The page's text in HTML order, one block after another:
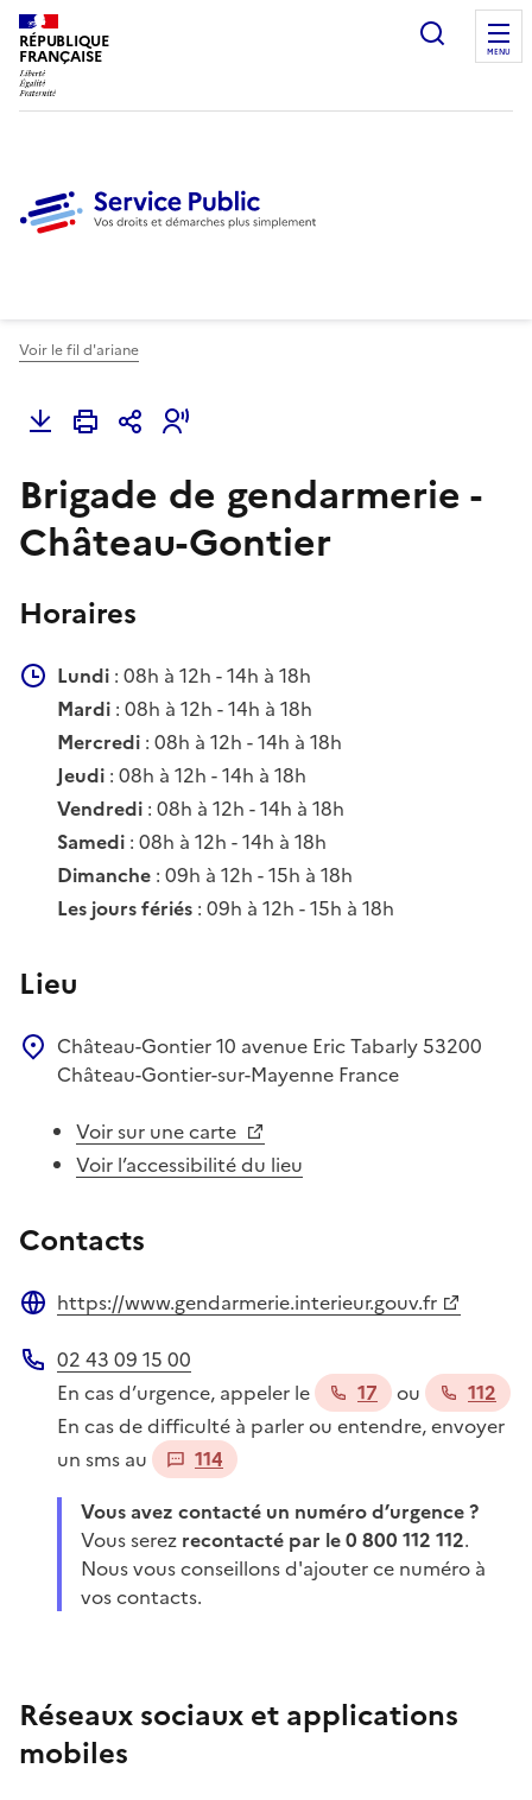
RÉPUBLIQUE
FRANÇAISE
Ouvrir
MENU
Voir le fil d'ariane
Brigade de gendarmerie -
Château-Gontier
Horaires
Lundi : 08h à 12h - 14h à 18h
Mardi : 08h à 12h - 14h à 18h
Mercredi : 08h à 12h - 14h à 18h
Jeudi : 08h à 12h - 14h à 18h
Vendredi : 08h à 12h - 14h à 18h
Samedi : 08h à 12h - 14h à 18h
Dimanche : 09h à 12h - 15h à 18h
Les jours fériés : 09h à 12h - 15h à 18h
Lieu
Château-Gontier10 avenue Eric Tabarly 53200
Château-Gontier-sur-Mayenne France
Voir sur une carte
Voir l’accessibilité du lieu
Contacts
https://www.gendarmerie.interieur.gouv.fr
Téléphone
02 43 09 15 00
En cas d’urgence, appeler le
17 ou
112
En cas de difficulté à parler ou entendre, envoyer
un sms au
114
Vous avez contacté un numéro d’urgence ?
Vous serez recontacté par le 0 800 112 112.
Nous vous conseillons d'ajouter ce numéro à
vos contacts.
Réseaux sociaux et applications
mobiles